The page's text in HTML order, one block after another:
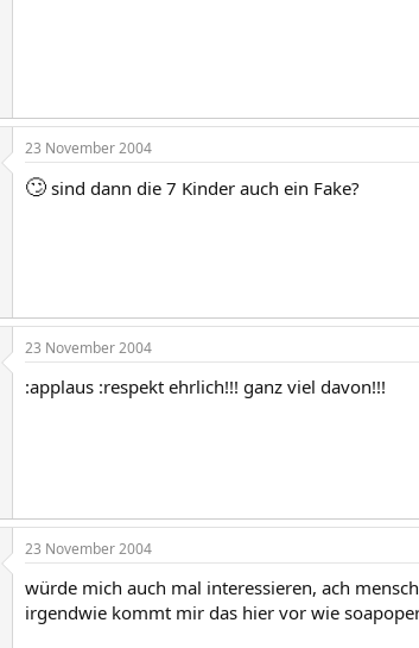
23 November 2004
🙄 sind dann die 7 Kinder auch ein Fake?
23 November 2004
:applaus :respekt ehrlich!!! ganz viel davon!!!
23 November 2004
würde mich auch mal interessieren, ach
irgendwie kommt mir das hier vor wie